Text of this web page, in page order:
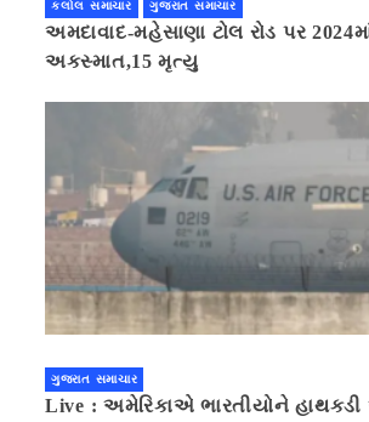
કલોલ સમાચાર ગુજરાત સમાચાર
અમદાવાદ-મહેસાણા ટોલ રોડ પર
અકસ્માત,15 મૃત્યુ
ગુજરાત સમાચાર
Live : અમેરિકાએ ભારતીયોને